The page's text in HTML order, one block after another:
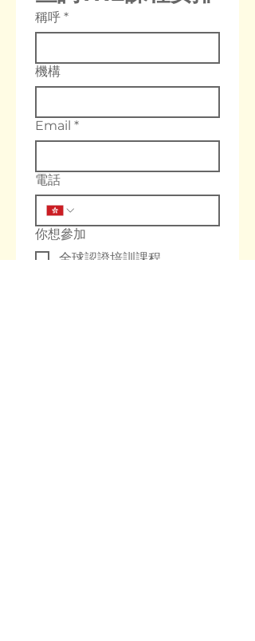
稱呼 *
機構
Email *
電話
你想參加
全球認證培訓課程